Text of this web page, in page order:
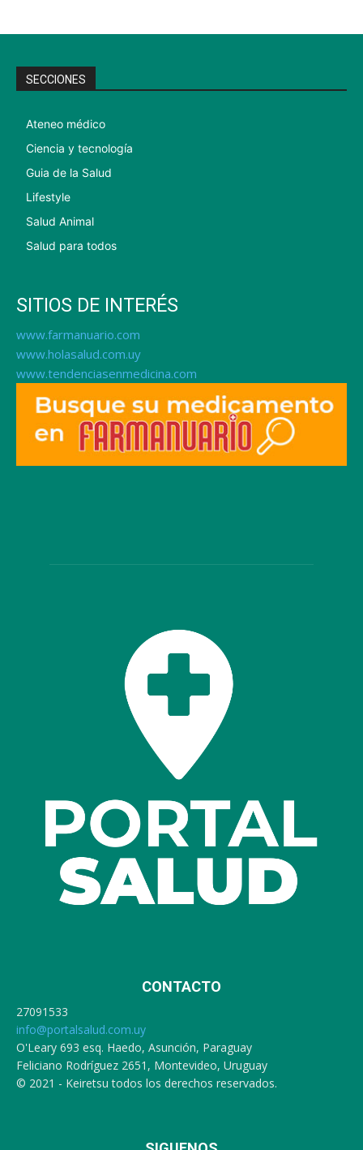
SECCIONES
Ateneo médico
Ciencia y tecnología
Guia de la Salud
Lifestyle
Salud Animal
Salud para todos
SITIOS DE INTERÉS
www.farmanuario.com
www.holasalud.com.uy
www.tendenciasenmedicina.com
CONTACTO
27091533
info@portalsalud.com.uy
O'Leary 693 esq. Haedo, Asunción, Paraguay
Feliciano Rodríguez 2651, Montevideo, Uruguay
© 2021 - Keiretsu todos los derechos reservados.